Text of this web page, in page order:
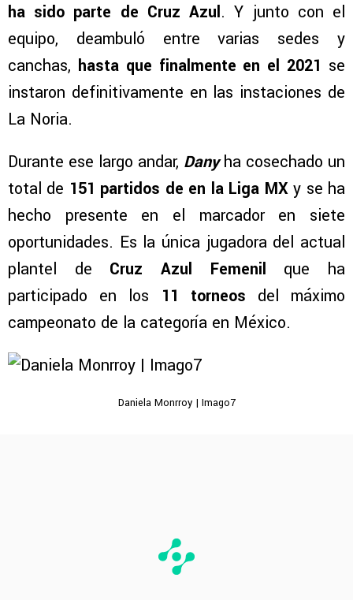
ha sido parte de Cruz Azul. Y junto con el
equipo, deambuló entre varias sedes y
canchas, hasta que finalmente en el 2021 se
instaron definitivamente en las instaciones de
La Noria.
Durante ese largo andar, Danyha cosechado un
total de 151 partidos de en la Liga MXy se ha
hecho presente en el marcador en siete
oportunidades. Es la única jugadora del actual
plantel de Cruz Azul Femenil que ha
participado en los 11 torneos del máximo
campeonato de la categoría en México.
Daniela Monrroy | Imago7